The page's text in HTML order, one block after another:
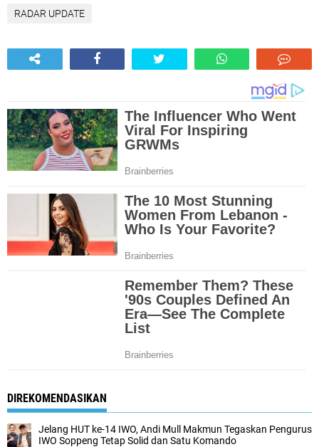
RADAR UPDATE
DIREKOMENDASIKAN
Jelang HUT ke-14 IWO, Andi Mull Makmun Tegaskan Pengurus
IWO Soppeng Tetap Solid dan Satu Komando